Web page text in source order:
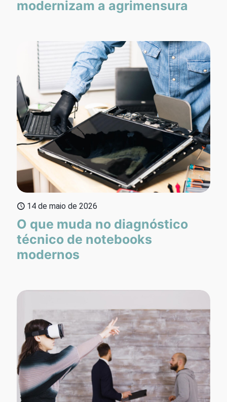
modernizam a agrimensura
14 de maio de 2026
O que muda no diagnóstico
técnico de notebooks
modernos